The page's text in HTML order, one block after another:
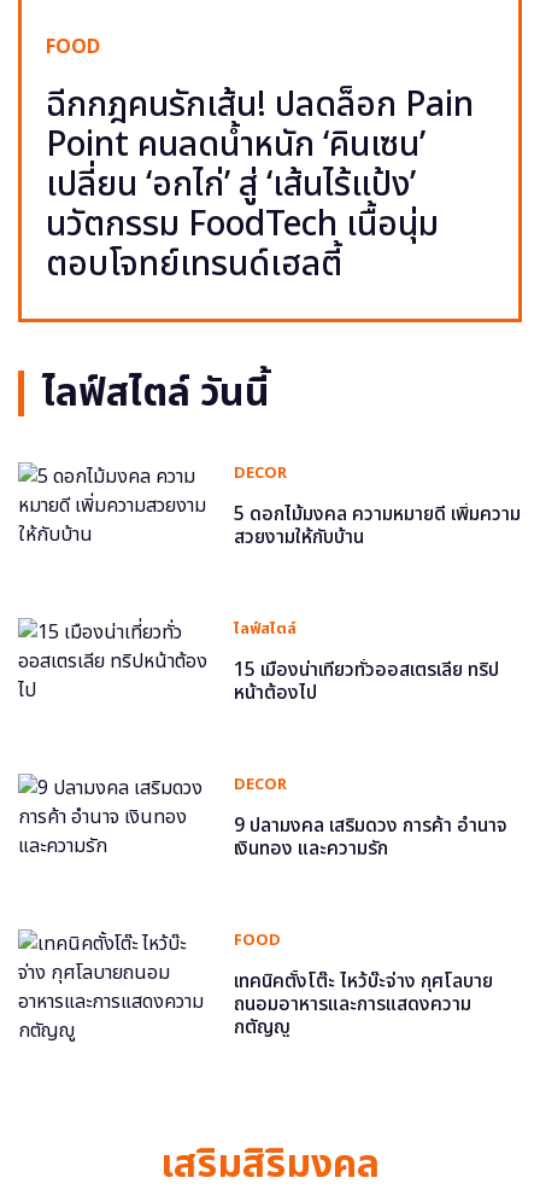
FOOD
ฉีกกฎคนรักเส้น! ปลดล็อก Pain
Point คนลดน้ำหนัก ‘คินเซน’
เปลี่ยน ‘อกไก่’ สู่ ‘เส้นไร้แป้ง’
นวัตกรรม FoodTech เนื้อนุ่ม
ตอบโจทย์เทรนด์เฮลตี้
ไลฟ์สไตล์ วันนี้
DECOR
5 ดอกไม้มงคล ความหมายดี เพิ่มความ
สวยงามให้กับบ้าน
ไลฟ์สไตล์
15 เมืองน่าเที่ยวทั่วออสเตรเลีย ทริป
หน้าต้องไป
DECOR
9 ปลามงคล เสริมดวง การค้า อำนาจ
เงินทอง และความรัก
FOOD
เทคนิคตั้งโต๊ะ ไหว้บ๊ะจ่าง กุศโลบาย
ถนอมอาหารและการแสดงความ
กตัญญู
เสริมสิริมงคล